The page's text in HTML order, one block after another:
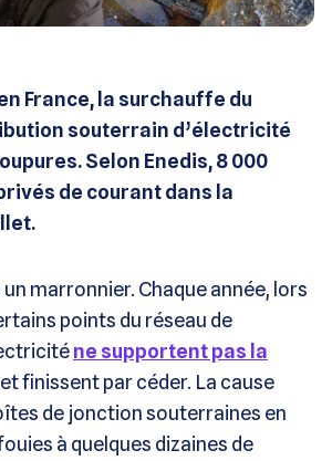
France, la surchauffe du
souterrain d’électricité
Selon Enedis, 8 000
de courant dans la
marronnier. Chaque année, lors
points du réseau de
ne supportent pas la
finissent par céder. La cause
de jonction souterraines en
à quelques dizaines de